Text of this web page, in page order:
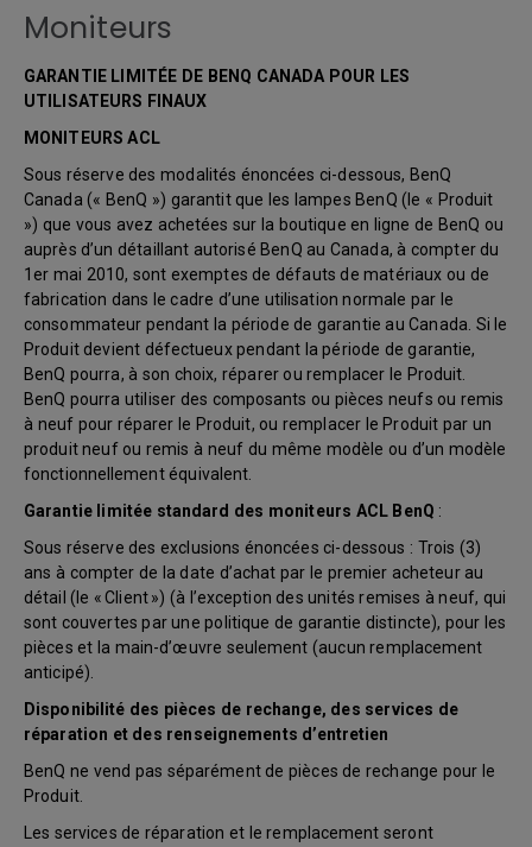
Moniteurs
GARANTIE LIMITÉE DE BENQ CANADA POUR LES
UTILISATEURS FINAUX
MONITEURS ACL
Sous réserve des modalités énoncées ci-dessous, BenQ
Canada (« BenQ ») garantit que les lampes BenQ (le « Produit
») que vous avez achetées sur la boutique en ligne de BenQ ou
auprès d’un détaillant autorisé BenQ au Canada, à compter du
1er mai 2010, sont exemptes de défauts de matériaux ou de
fabrication dans le cadre d’une utilisation normale par le
consommateur pendant la période de garantie au Canada. Si le
Produit devient défectueux pendant la période de garantie,
BenQ pourra, à son choix, réparer ou remplacer le Produit.
BenQ pourra utiliser des composants ou pièces neufs ou remis
à neuf pour réparer le Produit, ou remplacer le Produit par un
produit neuf ou remis à neuf du même modèle ou d’un modèle
fonctionnellement équivalent.
Garantie limitée standard des moniteurs ACL BenQ :
Sous réserve des exclusions énoncées ci-dessous : Trois (3)
ans à compter de la date d’achat par le premier acheteur au
détail (le « Client ») (à l’exception des unités remises à neuf, qui
sont couvertes par une politique de garantie distincte), pour les
pièces et la main-d’œuvre seulement (aucun remplacement
anticipé).
Disponibilité des pièces de rechange, des services de
réparation et des renseignements d’entretien
BenQ ne vend pas séparément de pièces de rechange pour le
Produit.
Les services de réparation et le remplacement seront